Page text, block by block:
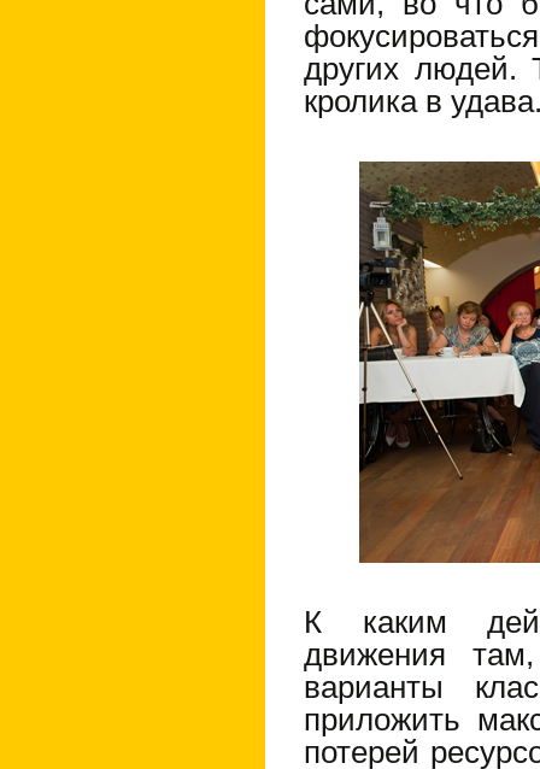
других людей.
кролика в
К каким
движения
варианты
приложить
потерей